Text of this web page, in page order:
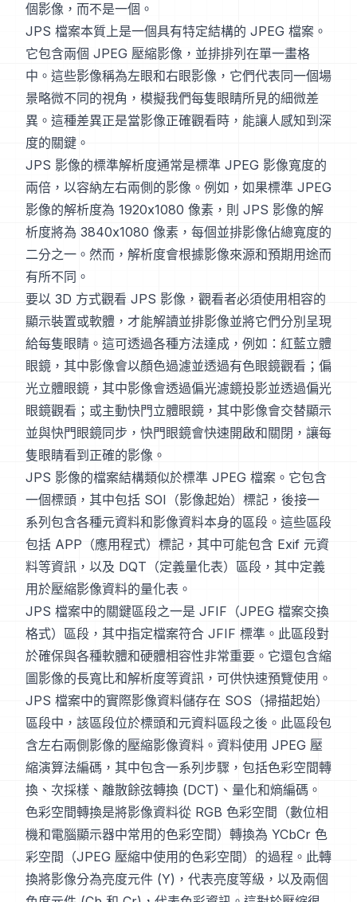
個影像，而不是一個。
JPS 檔案本質上是一個具有特定結構的 JPEG 檔案。
它包含兩個 JPEG 壓縮影像，並排排列在單一畫格
中。這些影像稱為左眼和右眼影像，它們代表同一個場
景略微不同的視角，模擬我們每隻眼睛所見的細微差
異。這種差異正是當影像正確觀看時，能讓人感知到深
度的關鍵。
JPS 影像的標準解析度通常是標準 JPEG 影像寬度的
兩倍，以容納左右兩側的影像。例如，如果標準 JPEG
影像的解析度為 1920x1080 像素，則 JPS 影像的解
析度將為 3840x1080 像素，每個並排影像佔總寬度的
二分之一。然而，解析度會根據影像來源和預期用途而
有所不同。
要以 3D 方式觀看 JPS 影像，觀看者必須使用相容的
顯示裝置或軟體，才能解讀並排影像並將它們分別呈現
給每隻眼睛。這可透過各種方法達成，例如：紅藍立體
眼鏡，其中影像會以顏色過濾並透過有色眼鏡觀看；偏
光立體眼鏡，其中影像會透過偏光濾鏡投影並透過偏光
眼鏡觀看；或主動快門立體眼鏡，其中影像會交替顯示
並與快門眼鏡同步，快門眼鏡會快速開啟和關閉，讓每
隻眼睛看到正確的影像。
JPS 影像的檔案結構類似於標準 JPEG 檔案。它包含
一個標頭，其中包括 SOI（影像起始）標記，後接一
系列包含各種元資料和影像資料本身的區段。這些區段
包括 APP（應用程式）標記，其中可能包含 Exif 元資
料等資訊，以及 DQT（定義量化表）區段，其中定義
用於壓縮影像資料的量化表。
JPS 檔案中的關鍵區段之一是 JFIF（JPEG 檔案交換
格式）區段，其中指定檔案符合 JFIF 標準。此區段對
於確保與各種軟體和硬體相容性非常重要。它還包含縮
圖影像的長寬比和解析度等資訊，可供快速預覽使用。
JPS 檔案中的實際影像資料儲存在 SOS（掃描起始）
區段中，該區段位於標頭和元資料區段之後。此區段包
含左右兩側影像的壓縮影像資料。資料使用 JPEG 壓
縮演算法編碼，其中包含一系列步驟，包括色彩空間轉
換、次採樣、離散餘弦轉換 (DCT)、量化和熵編碼。
色彩空間轉換是將影像資料從 RGB 色彩空間（數位相
機和電腦顯示器中常用的色彩空間）轉換為 YCbCr 色
彩空間（JPEG 壓縮中使用的色彩空間）的過程。此轉
換將影像分為亮度元件 (Y)，代表亮度等級，以及兩個